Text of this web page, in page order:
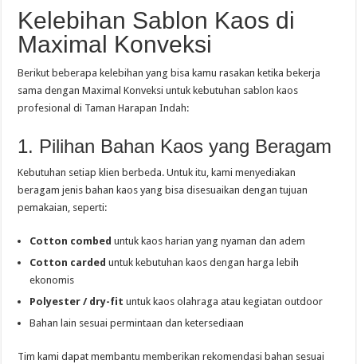
Kelebihan Sablon Kaos di
Maximal Konveksi
Berikut beberapa kelebihan yang bisa kamu rasakan ketika bekerja
sama dengan Maximal Konveksi untuk kebutuhan sablon kaos
profesional di Taman Harapan Indah:
1. Pilihan Bahan Kaos yang Beragam
Kebutuhan setiap klien berbeda. Untuk itu, kami menyediakan
beragam jenis bahan kaos yang bisa disesuaikan dengan tujuan
pemakaian, seperti:
Cotton combed untuk kaos harian yang nyaman dan adem
Cotton carded untuk kebutuhan kaos dengan harga lebih
ekonomis
Polyester / dry-fit untuk kaos olahraga atau kegiatan outdoor
Bahan lain sesuai permintaan dan ketersediaan
Tim kami dapat membantu memberikan rekomendasi bahan sesuai